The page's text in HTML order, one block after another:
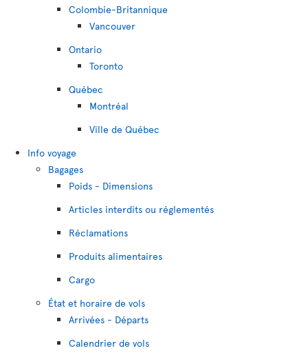
Colombie-Britannique
Vancouver
Ontario
Toronto
Québec
Montréal
Ville de Québec
Info voyage
Bagages
Poids - Dimensions
Articles interdits ou réglementés
Réclamations
Produits alimentaires
Cargo
État et horaire de vols
Arrivées - Départs
Calendrier de vols